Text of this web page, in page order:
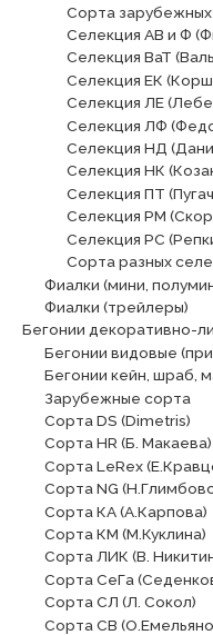
Сорта
Селекция АВ и Ф
Селекция ВаТ
Селекция ЕК
Селекция ЛЕ
Селекция ЛФ
Селекция НД
Селекция НК
Селекция ПТ
Селекция РМ
Селекция РС
Сорта разных
Фиалки (мини,
Фиалки (трейлеры)
Бегонии декоративно-
Бегонии видовые
Бегонии кейн, шраб,
Зарубежные сорта
Сорта DS (Dimetris)
Сорта HR (Б. Макаева)
Сорта LeRex
Сорта NG
Сорта КА (А.Карпова)
Сорта КМ (М.Куклина)
Сорта ЛИК (В.
Сорта СеГа
Сорта СЛ (Л. Сокол)
Сорта СВ